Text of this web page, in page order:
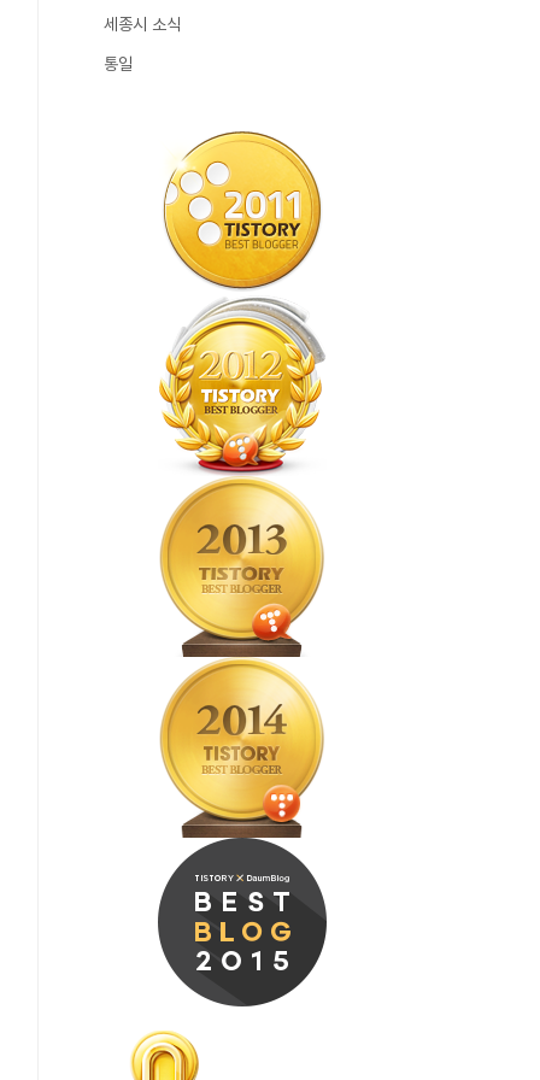
세종시 소식
통일